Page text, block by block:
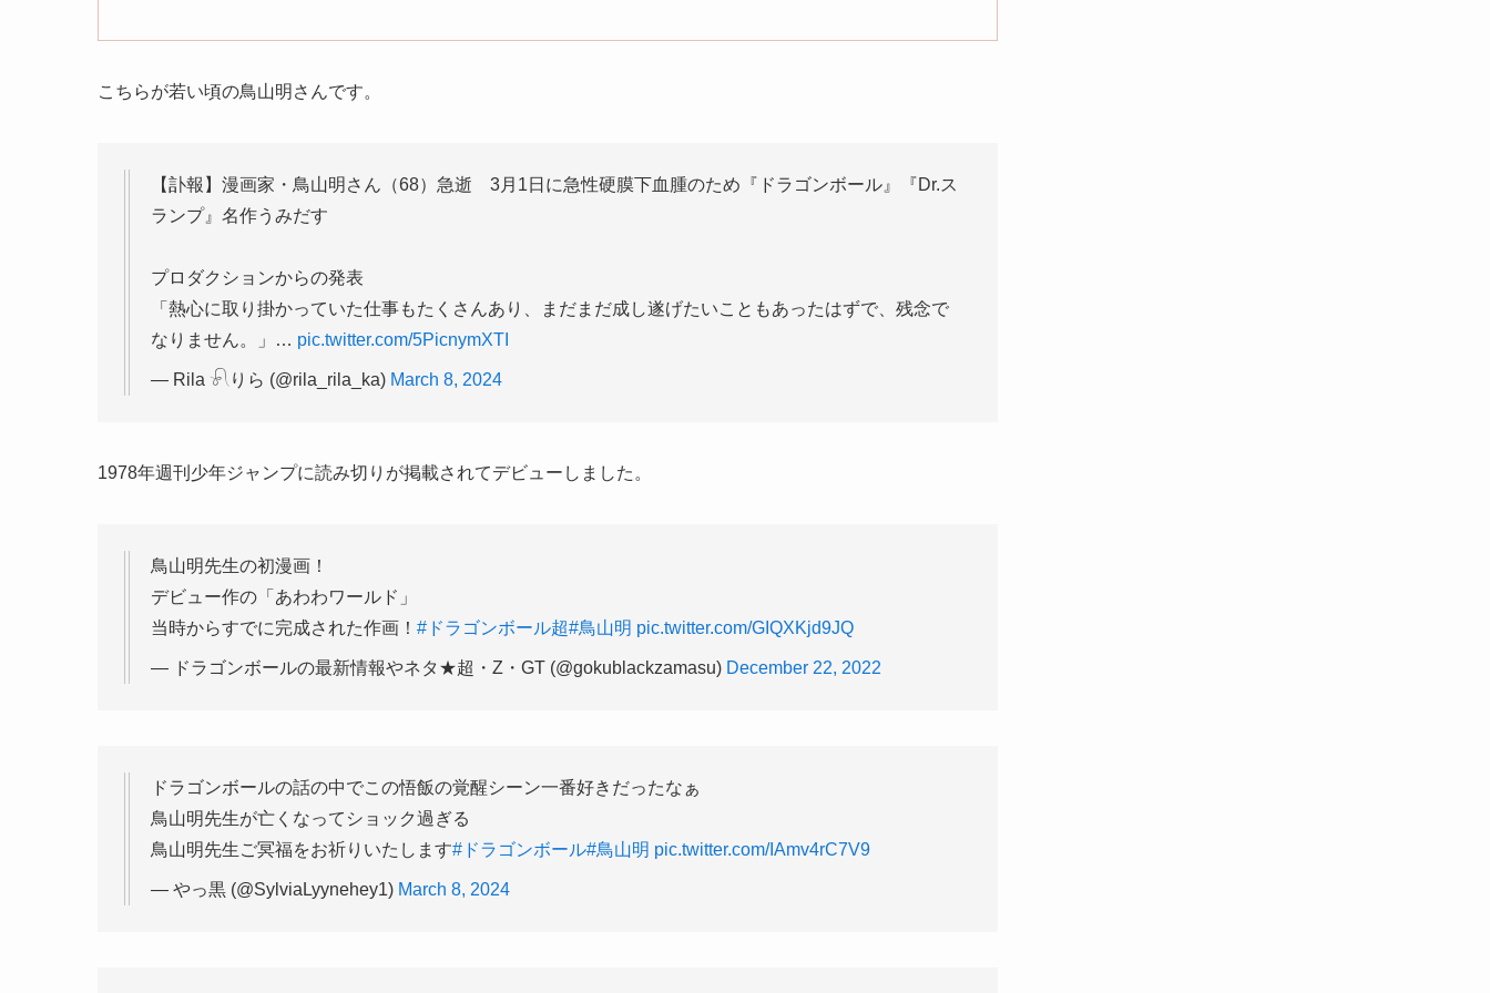
こちらが若い頃の鳥山明さんです。
【訃報】漫画家・鳥山明さん（68）急逝 3月1日に急性硬膜下血腫のため『ドラゴンボール』『Dr.ス
ランプ』名作うみだす
プロダクションからの発表
「熱心に取り掛かっていた仕事もたくさんあり、まだまだ成し遂げたいこともあったはずで、残念で
なりません。」… pic.twitter.com/5PicnymXTI
— Rila 𓍯りら (@rila_rila_ka) March 8, 2024
1978年週刊少年ジャンプに読み切りが掲載されてデビューしました。
鳥山明先生の初漫画！
デビュー作の「あわわワールド」
当時からすでに完成された作画！ #ドラゴンボール超#鳥山明 pic.twitter.com/GIQXKjd9JQ
— ドラゴンボールの最新情報やネタ★超・Z・GT (@gokublackzamasu) December 22, 2022
ドラゴンボールの話の中でこの悟飯の覚醒シーン一番好きだったなぁ
鳥山明先生が亡くなってショック過ぎる
鳥山明先生ご冥福をお祈りいたします#ドラゴンボール#鳥山明 pic.twitter.com/IAmv4rC7V9
— やっ黒 (@SylviaLyynehey1) March 8, 2024